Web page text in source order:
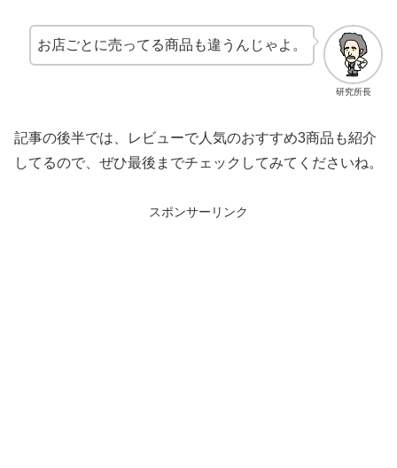
研究所長
お店ごとに売ってる商品も違うんじゃよ。
記事の後半では、レビューで人気のおすすめ3商品も紹介
してるので、ぜひ最後までチェックしてみてくださいね。
スポンサーリンク